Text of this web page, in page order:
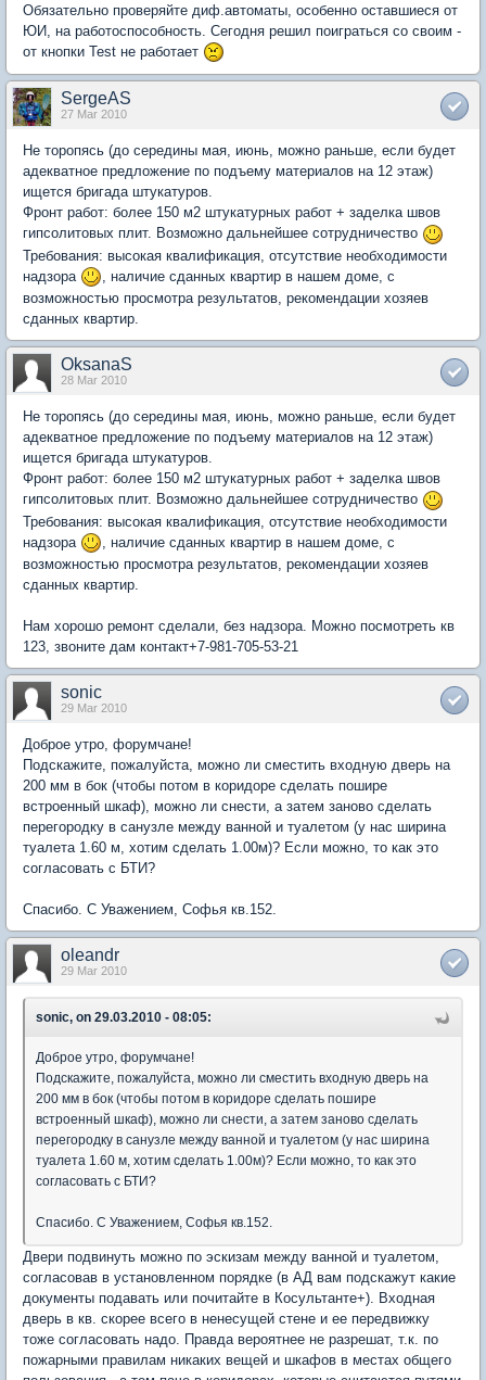
Обязательно проверяйте диф.автоматы, особенно оставшиеся от
ЮИ, на работоспособность. Сегодня решил поиграться со своим -
от кнопки Test не работает
SergeAS
27 Mar 2010
Не торопясь (до середины мая, июнь, можно раньше, если будет
адекватное предложение по подъему материалов на 12 этаж)
ищется бригада штукатуров.
Фронт работ: более 150 м2 штукатурных работ + заделка швов
гипсолитовых плит. Возможно дальнейшее сотрудничество
Требования: высокая квалификация, отсутствие необходимости
надзора
, наличие сданных квартир в нашем доме, с
возможностью просмотра результатов, рекомендации хозяев
сданных квартир.
OksanaS
28 Mar 2010
Не торопясь (до середины мая, июнь, можно раньше, если будет
адекватное предложение по подъему материалов на 12 этаж)
ищется бригада штукатуров.
Фронт работ: более 150 м2 штукатурных работ + заделка швов
гипсолитовых плит. Возможно дальнейшее сотрудничество
Требования: высокая квалификация, отсутствие необходимости
надзора
, наличие сданных квартир в нашем доме, с
возможностью просмотра результатов, рекомендации хозяев
сданных квартир.
Нам хорошо ремонт сделали, без надзора. Можно посмотреть кв
123, звоните дам контакт+7-981-705-53-21
sonic
29 Mar 2010
Доброе утро, форумчане!
Подскажите, пожалуйста, можно ли сместить входную дверь на
200 мм в бок (чтобы потом в коридоре сделать пошире
встроенный шкаф), можно ли снести, а затем заново сделать
перегородку в санузле между ванной и туалетом (у нас ширина
туалета 1.60 м, хотим сделать 1.00м)? Если можно, то как это
согласовать с БТИ?
Спасибо. С Уважением, Софья кв.152.
oleandr
29 Mar 2010
sonic, on 29.03.2010 - 08:05:
Доброе утро, форумчане!
Подскажите, пожалуйста, можно ли сместить входную дверь на
200 мм в бок (чтобы потом в коридоре сделать пошире
встроенный шкаф), можно ли снести, а затем заново сделать
перегородку в санузле между ванной и туалетом (у нас ширина
туалета 1.60 м, хотим сделать 1.00м)? Если можно, то как это
согласовать с БТИ?
Спасибо. С Уважением, Софья кв.152.
Двери подвинуть можно по эскизам между ванной и туалетом,
согласовав в установленном порядке (в АД вам подскажут какие
документы подавать или почитайте в Косультанте+). Входная
дверь в кв. скорее всего в ненесущей стене и ее передвижку
тоже согласовать надо. Правда вероятнее не разрешат, т.к. по
пожарными правилам никаких вещей и шкафов в местах общего